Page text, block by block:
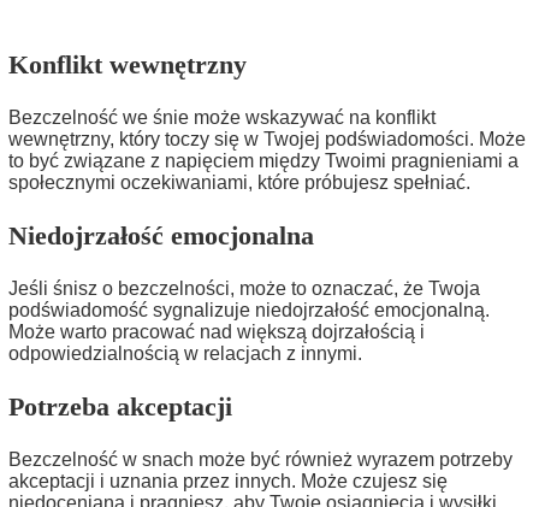
Konflikt wewnętrzny
Bezczelność we śnie może wskazywać na konflikt
wewnętrzny, który toczy się w Twojej podświadomości. Może
to być związane z napięciem między Twoimi pragnieniami a
społecznymi oczekiwaniami, które próbujesz spełniać.
Niedojrzałość emocjonalna
Jeśli śnisz o bezczelności, może to oznaczać, że Twoja
podświadomość sygnalizuje niedojrzałość emocjonalną.
Może warto pracować nad większą dojrzałością i
odpowiedzialnością w relacjach z innymi.
Potrzeba akceptacji
Bezczelność w snach może być również wyrazem potrzeby
akceptacji i uznania przez innych. Może czujesz się